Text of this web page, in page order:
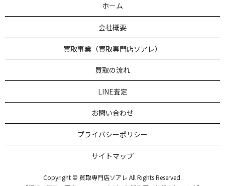
ホーム
会社概要
買取事業（買取専門店ソアレ）
買取の流れ
LINE査定
お問い合わせ
プライバシーポリシー
サイトマップ
Copyright © 買取専門店ソアレ All Rights Reserved.